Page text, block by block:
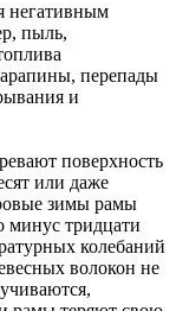
негативным
пыль,
перепады
и
поверхность
или даже
зимы рамы
минус тридцати
колебаний
волокон не